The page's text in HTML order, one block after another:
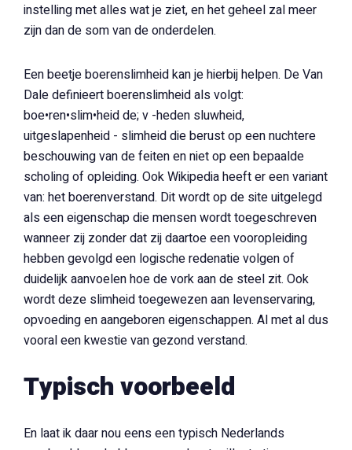
instelling met alles wat je ziet, en het geheel zal meer
zijn dan de som van de onderdelen.
Een beetje boerenslimheid kan je hierbij helpen. De Van
Dale definieert boerenslimheid als volgt:
boe•ren•slim•heid de; v -heden sluwheid,
uitgeslapenheid - slimheid die berust op een nuchtere
beschouwing van de feiten en niet op een bepaalde
scholing of opleiding. Ook Wikipedia heeft er een variant
van: het boerenverstand. Dit wordt op de site uitgelegd
als een eigenschap die mensen wordt toegeschreven
wanneer zij zonder dat zij daartoe een vooropleiding
hebben gevolgd een logische redenatie volgen of
duidelijk aanvoelen hoe de vork aan de steel zit. Ook
wordt deze slimheid toegewezen aan levenservaring,
opvoeding en aangeboren eigenschappen. Al met al dus
vooral een kwestie van gezond verstand.
Typisch voorbeeld
En laat ik daar nou eens een typisch Nederlands